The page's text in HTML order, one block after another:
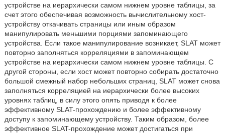
устройстве на иерархически самом нижнем уровне таблицы, за
счет этого обеспечивая возможность вычислительному хост-
устройству откачивать страницы или иным образом
манипулировать меньшими порциями запоминающего
устройства. Если такое манипулирование возникает, SLAT может
повторно заполняться корреляциями в запоминающем
устройстве на иерархически самом нижнем уровне таблицы. С
другой стороны, если хост может повторно собирать достаточно
большой смежный набор небольших страниц, SLAT может снова
заполняться корреляцией на иерархически более высоких
уровнях таблиц, в силу этого опять приводя к более
эффективному SLAT-прохождению и более эффективному
доступу к запоминающему устройству. Таким образом, более
эффективное SLAT-прохождение может достигаться при